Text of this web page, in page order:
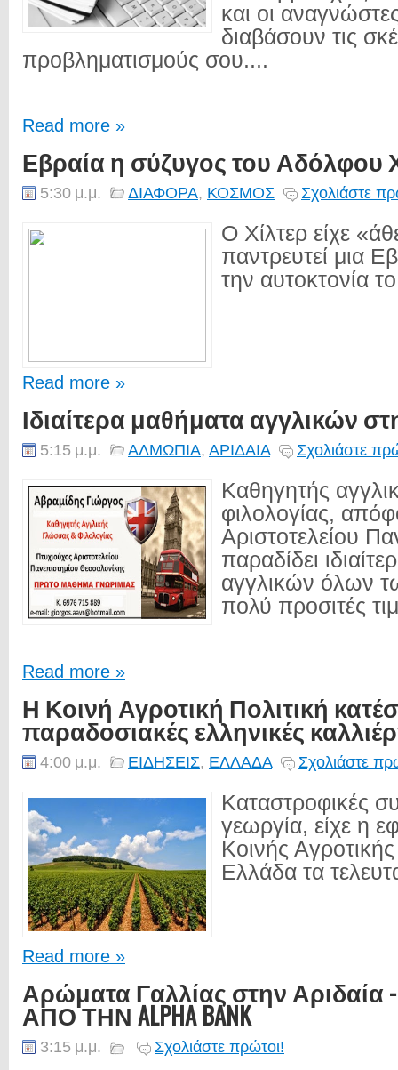
και οι
διαβάσουν τις
προβληματισμούς σου....
Read more »
Εβραία η σύζυγος του Αδόλφου
5:30 μ.μ. ΔΙΑΦΟΡΑ, ΚΟΣΜΟΣ Σχολιάστε
Ο Χίλτερ είχε
παντρευτεί μια
την αυτοκτονία
Read more »
Ιδιαίτερα μαθήματα αγγλικών
5:15 μ.μ. ΑΛΜΩΠΙΑ, ΑΡΙΔΑΙΑ Σχολιάστε
Καθηγητής
φιλολογίας,
Αριστοτελείου
παραδίδει
αγγλικών όλων
πολύ προσιτές
Read more »
Η Κοινή Αγροτική Πολιτική
παραδοσιακές ελληνικές
4:00 μ.μ. ΕΙΔΗΣΕΙΣ, ΕΛΛΑΔΑ Σχολιάστε
Καταστροφικές
γεωργία, είχε η
Κοινής
Ελλάδα τα
Read more »
Αρώματα Γαλλίας στην
ΑΠΟ ΤΗΝ ALPHA BANK
3:15 μ.μ. Σχολιάστε πρώτοι!